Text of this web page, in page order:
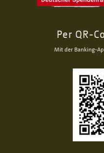
Per QR-
Mit der Banking-